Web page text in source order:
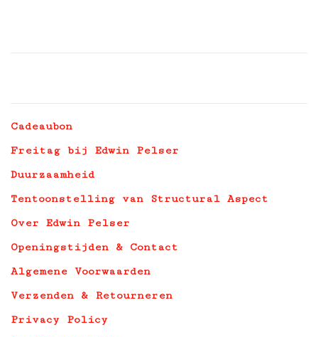
Cadeaubon
Freitag bij Edwin Pelser
Duurzaamheid
Tentoonstelling van Structural Aspect
Over Edwin Pelser
Openingstijden & Contact
Algemene Voorwaarden
Verzenden & Retourneren
Privacy Policy